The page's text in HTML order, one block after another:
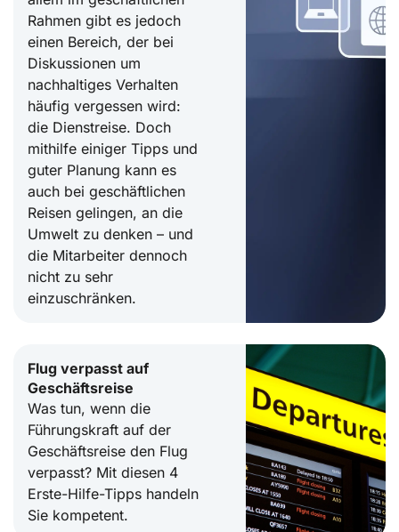
Rahmen gibt es jedoch
einen Bereich, der bei
Diskussionen um
nachhaltiges Verhalten
häufig vergessen wird:
die Dienstreise. Doch
mithilfe einiger Tipps und
guter Planung kann es
auch bei geschäftlichen
Reisen gelingen, an die
Umwelt zu denken – und
die Mitarbeiter dennoch
nicht zu sehr
einzuschränken.
Flug verpasst auf
Geschäftsreise
Was tun, wenn die
Führungskraft auf der
Geschäftsreise den Flug
verpasst? Mit diesen 4
Erste-Hilfe-Tipps handeln
Sie kompetent.